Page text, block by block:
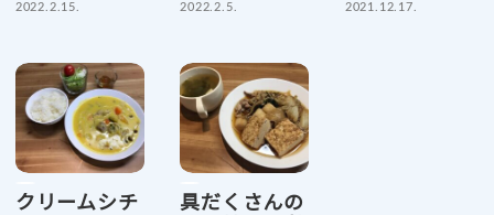
2022.2.15. 2022.2.5. 2021.12.17.
クリームシチ
具だくさんの